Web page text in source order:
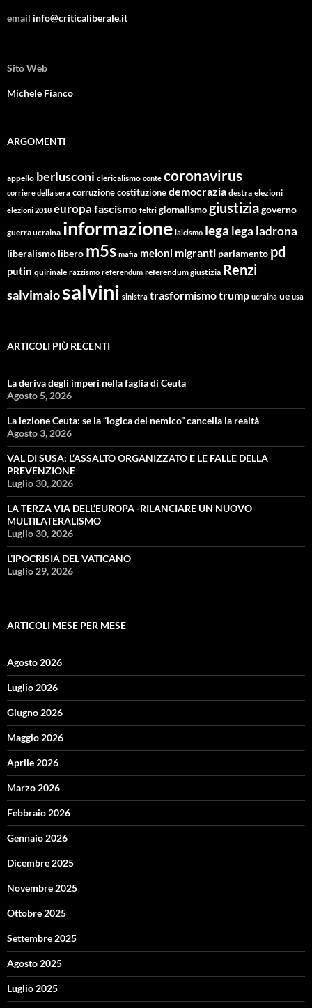
email info@criticaliberale.it
Sito Web
Michele Fianco
ARGOMENTI
appello berlusconi clericalismo conte coronavirus
corriere della sera corruzionecostituzionedemocrazia destra elezioni
elezioni 2018 europa fascismo feltri giornalismogiustiziagoverno
guerra ucraina informazione laicismo lega lega ladrona
liberalismo libero m5s mafia meloni migranti parlamento pd
putin quirinale razzismo referendum referendum giustizia Renzi
salvimaiosalvini sinistra trasformismotrump ucraina ue usa
ARTICOLI PIÙ RECENTI
La deriva degli imperi nella faglia di Ceuta
Agosto 5, 2026
La lezione Ceuta: se la “logica del nemico” cancella la realtà
Agosto 3, 2026
VAL DI SUSA: L’ASSALTO ORGANIZZATO E LE FALLE DELLA
PREVENZIONE
Luglio 30, 2026
LA TERZA VIA DELL’EUROPA -RILANCIARE UN NUOVO
MULTILATERALISMO
Luglio 30, 2026
L’IPOCRISIA DEL VATICANO
Luglio 29, 2026
ARTICOLI MESE PER MESE
Agosto 2026
Luglio 2026
Giugno 2026
Maggio 2026
Aprile 2026
Marzo 2026
Febbraio 2026
Gennaio 2026
Dicembre 2025
Novembre 2025
Ottobre 2025
Settembre 2025
Agosto 2025
Luglio 2025